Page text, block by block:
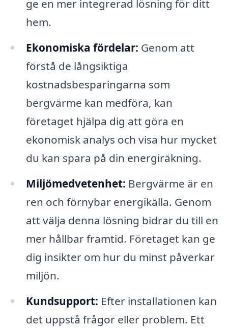
ge en mer integrerad lösning för ditt
hem.
Ekonomiska fördelar: Genom att
förstå de långsiktiga
kostnadsbesparingarna som
bergvärme kan medföra, kan
företaget hjälpa dig att göra en
ekonomisk analys och visa hur mycket
du kan spara på din energiräkning.
Miljömedvetenhet: Bergvärme är en
ren och förnybar energikälla. Genom
att välja denna lösning bidrar du till en
mer hållbar framtid. Företaget kan ge
dig insikter om hur du minst påverkar
miljön.
Kundsupport: Efter installationen kan
det uppstå frågor eller problem. Ett